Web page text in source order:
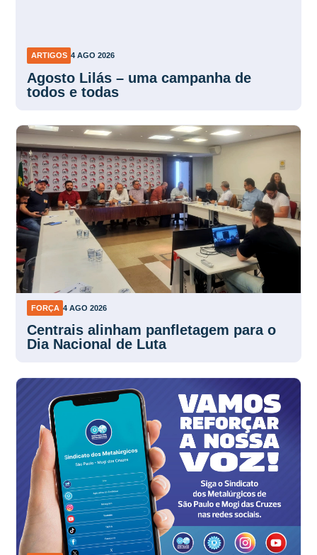
ARTIGOS 4 AGO 2026
Agosto Lilás – uma campanha de
todos e todas
FORÇA 4 AGO 2026
Centrais alinham panfletagem para o
Dia Nacional de Luta